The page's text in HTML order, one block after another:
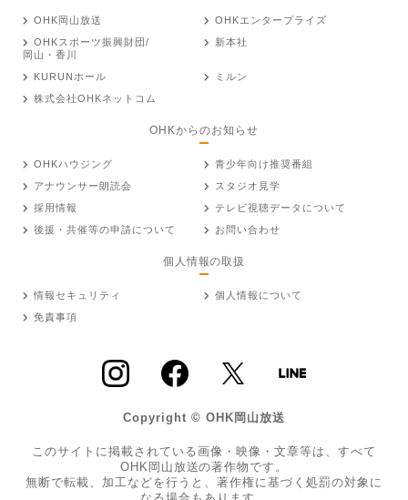
OHK岡山放送
OHKエンタープライズ
OHKスポーツ振興財団/
岡山・香川
新本社
KURUNホール
ミルン
株式会社OHKネットコム
OHKからのお知らせ
OHKハウジング
青少年向け推奨番組
アナウンサー朗読会
スタジオ見学
採用情報
テレビ視聴データについて
後援・共催等の申請について
お問い合わせ
個人情報の取扱
情報セキュリティ
個人情報について
免責事項
Copyright © OHK岡山放送
このサイトに掲載されている画像・映像・文章等は、すべて
OHK岡山放送の著作物です。
無断で転載、加工などを行うと、著作権に基づく処罰の対象に
なる場合もあります。